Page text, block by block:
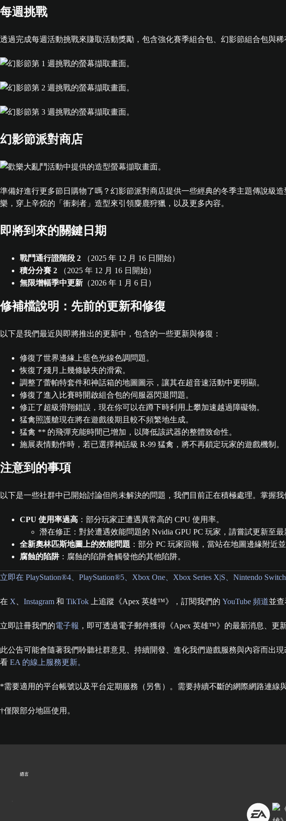
每週挑戰
透過完成每週活動挑戰來賺取活動獎勵，包含強化賽季組合包、幻影節組合包與稀
幻影節派對商店
準備好進行更多節日購物了嗎？幻影節派對商店提供一些經典的冬季主題傳說級
樂，穿上辛烷的「衝刺者」造型來引領麋鹿狩獵，以及更多內容。
即將到來的關鍵日期
戰鬥通行證階段 2 （2025 年 12 月 16 日開始）
積分分賽 2 （2025 年 12 月 16 日開始）
無限增幅季中更新 （2026 年 1 月 6 日）
修補檔說明：先前的更新和修復
以下是我們最近與即將推出的更新中，包含的一些更新與修復：
修復了世界邊緣上藍色光線色調問題。
恢復了殘月上幾條缺失的滑索。
調整了蕾帕特套件和神話箱的地圖圖示，讓其在超音速活動中更明顯。
修復了進入比賽時開啟組合包的伺服器閃退問題。
修正了超級滑翔錯誤，現在你可以在蹲下時利用上攀加速越過障礙物。
猛禽照護艙現在將在遊戲後期且較不頻繁地生成。
猛禽 ** 的飛彈充能時間已增加，以降低該武器的整體致命性。
施展表情動作時，若已選擇神話級 R-99 猛禽，將不再鎖定玩家的遊戲機制。
注意到的事項
以下是一些社群中已開始討論但尚未解決的問題，我們目前正在積極處理。掌握
CPU 使用率過高 ：部分玩家正遭遇異常高的 CPU 使用率。
潛在修正：對於遭遇效能問題的 Nvidia GPU PC 玩家，請嘗試更新至
全新奧林匹斯地圖上的效能問題 ：部分 PC 玩家回報，當站在地圖邊緣附近
腐蝕的陷阱：腐蝕的陷阱會觸發他的其他陷阱。
立即在 PlayStation®4、PlayStation®5、Xbox One、Xbox Series X|S、Nintendo
在 X Instagram 和 TikTok 上追蹤《Apex 英雄™》，訂閱我們的 YouTube 頻道並
立即註冊我們的電子報 ，即可透過電子郵件獲得《Apex 英雄™》的最新消息、更
此公告可能會隨著我們聆聽社群意見、持續開發、進化我們遊戲服務與內容而出現
看 EA 的線上服務更新。
*需要適用的平台帳號以及平台定期服務（另售）。需要持續不斷的網際網路連線
†僅限部分地區使用。
語言